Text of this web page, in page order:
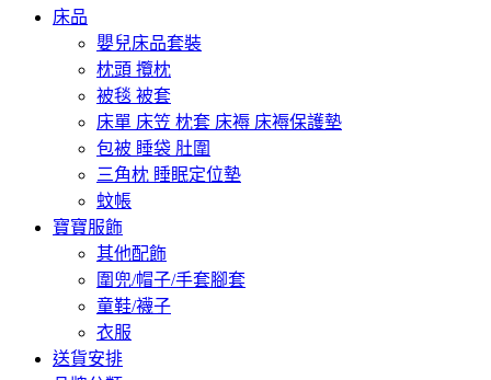
床品
嬰兒床品套裝
枕頭 攬枕
被毯 被套
床單 床笠 枕套 床褥 床褥保護墊
包被 睡袋 肚圍
三角枕 睡眠定位墊
蚊帳
寶寶服飾
其他配飾
圍兜/帽子/手套腳套
童鞋/襪子
衣服
送貨安排